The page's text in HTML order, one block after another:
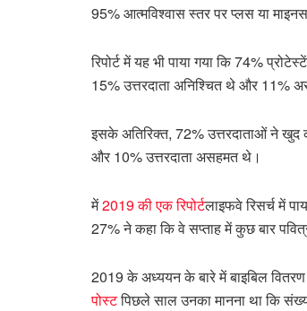
95% आत्मविश्वास स्तर पर प्लस या
रिपोर्ट में यह भी पाया गया कि 74%
15% उत्तरदाता अनिश्चित थे और 11%
इसके अतिरिक्त, 72% उत्तरदाताओं ने खुद
और 10% उत्तरदाता असहमत थे।
में2019 की एक रिपोर्टलाइफवे रिसर्च में
27% ने कहा कि वे सप्ताह में कुछ बार
2019 के अध्ययन के बारे में बाइबिल वितरण
पोस्टपिछले साल उनका मानना ​​था कि